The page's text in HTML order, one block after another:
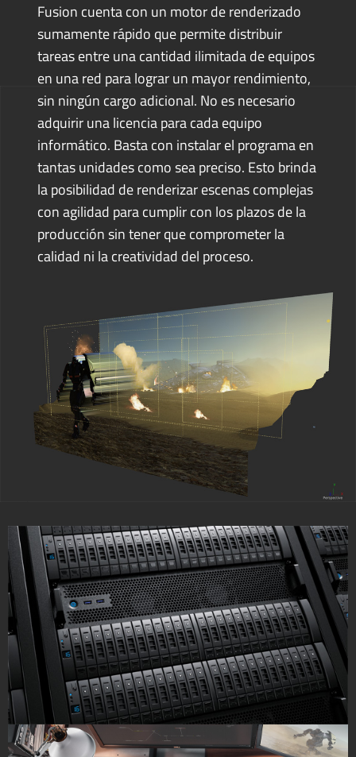
Fusion cuenta con un motor de renderizado
sumamente rápido que permite distribuir
tareas entre una cantidad ilimitada de equipos
en una red para lograr un mayor rendimiento,
sin ningún cargo adicional. No es necesario
adquirir una licencia para cada equipo
informático. Basta con instalar el programa en
tantas unidades como sea preciso. Esto brinda
la posibilidad de renderizar escenas complejas
con agilidad para cumplir con los plazos de la
producción sin tener que comprometer la
calidad ni la creatividad del proceso.